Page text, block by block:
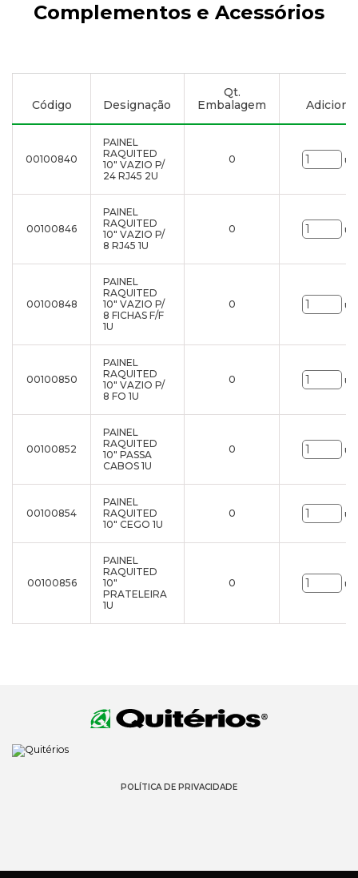
Complementos e Acessórios
Código Designação
Qt.
Embalagem
00100840
PAINEL
RAQUITED
10" VAZIO P/
24 RJ45 2U
0
00100846
PAINEL
RAQUITED
10" VAZIO P/
8 RJ45 1U
0
00100848
PAINEL
RAQUITED
10" VAZIO P/
8 FICHAS F/F
1U
0
00100850
PAINEL
RAQUITED
10" VAZIO P/
8 FO 1U
0
00100852
PAINEL
RAQUITED
10" PASSA
CABOS 1U
0
00100854
PAINEL
RAQUITED
10" CEGO 1U
0
00100856
PAINEL
RAQUITED
10"
PRATELEIRA
1U
0
POLÍTICA DE PRIVACIDADE